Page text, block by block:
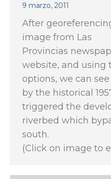
9 marzo, 2011
After
image from Las
Provincias
website, and using
options, we can
by the historical
triggered the
riverbed which
south.
(Click on image to